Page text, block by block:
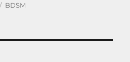
Kategorien
BDSM